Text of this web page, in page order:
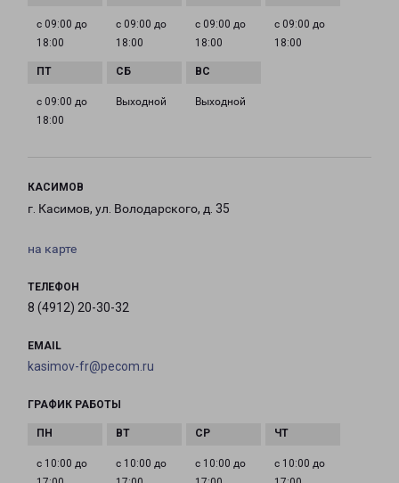
с 09:00 до
18:00
с 09:00 до
18:00
с 09:00 до
18:00
с 09:00 до
18:00
с 09:00 до
18:00
Выходной Выходной
КАСИМОВ
г. Касимов, ул. Володарского, д. 35
на карте
ТЕЛЕФОН
8 (4912) 20-30-32
EMAIL
kasimov-fr@pecom.ru
ГРАФИК РАБОТЫ
с 10:00 до
с 10:00 до
с 10:00 до
с 10:00 до